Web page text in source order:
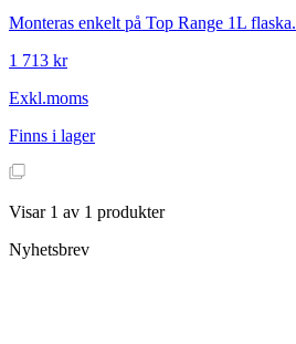
Monteras enkelt på Top Range 1L flaska.
1 713 kr
Exkl.moms
Finns i lager
Visar1 av 1 produkter
Nyhetsbrev